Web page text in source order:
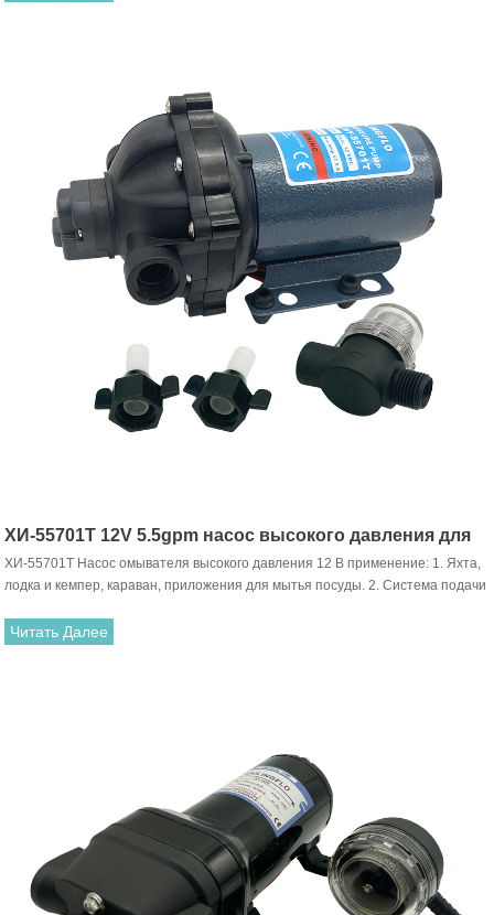
ХИ-55701T 12V 5.5gpm насос высокого давления для
мойки автомобилей
ХИ-55701T Насос омывателя высокого давления 12 В применение: 1. Яхта,
лодка и кемпер, караван, приложения для мытья посуды. 2. Система подачи
Очистительная машина, увлажнитель, очистка воды, медицинское
Читать Далее